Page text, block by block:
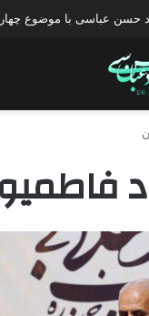
حسن عباسی با موضوع چهار